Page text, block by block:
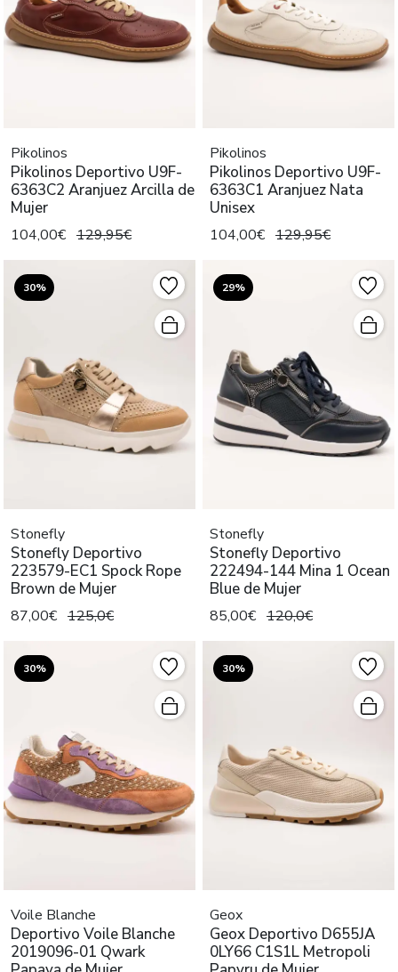
Pikolinos
Pikolinos Deportivo U9F-
6363C2 Aranjuez Arcilla de
Mujer
104,00€ 129,95€
Pikolinos
Pikolinos Deportivo U9F-
6363C1 Aranjuez Nata
Unisex
104,00€ 129,95€
30%
Stonefly
Stonefly Deportivo
223579-EC1 Spock Rope
Brown de Mujer
87,00€ 125,0€
29%
Stonefly
Stonefly Deportivo
222494-144 Mina 1 Ocean
Blue de Mujer
85,00€ 120,0€
30%
Voile Blanche
Deportivo Voile Blanche
2019096-01 Qwark
30%
Geox
Geox Deportivo D655JA
0LY66 C1S1L Metropoli